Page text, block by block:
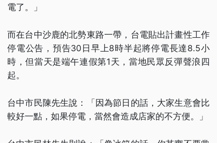
電了。」
而在台中沙鹿的北勢東路一帶，台電貼出計畫性工作
停電公告，預告30日早上8時半起將停電長達8.5小
時，但當天是端午連假第1天，當地民眾反彈聲浪四
起。
台中市民陳先生說：「因為節日的話，大家生意會比
較好一點，如果停電，當然會造成店家的不方便。」